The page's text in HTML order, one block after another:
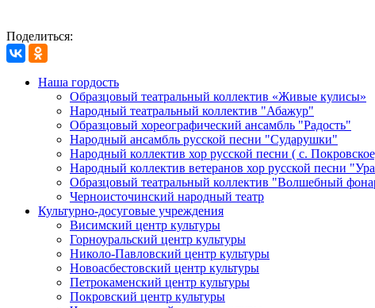
Поделиться:
Наша гордость
Образцовый театральный коллектив «Живые кулисы»
Народный театральный коллектив "Абажур"
Образцовый хореографический ансамбль "Радость"
Народный ансамбль русской песни "Сударушки"
Народный коллектив хор русской песни ( с.
Народный коллектив ветеранов хор русской песни
Образцовый театральный коллектив "Волшебный
Черноисточинский народный театр
Культурно-досуговые учреждения
Висимский центр культуры
Горноуральский центр культуры
Николо-Павловский центр культуры
Новоасбестовский центр культуры
Петрокаменский центр культуры
Покровский центр культуры